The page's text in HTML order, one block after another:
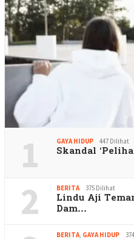
1 GAYA HIDUP 447 Dilihat
Skandal
2 BERITA 375 Dilihat
Lindu Aji
Dam…
BERITA, GAYA HIDUP